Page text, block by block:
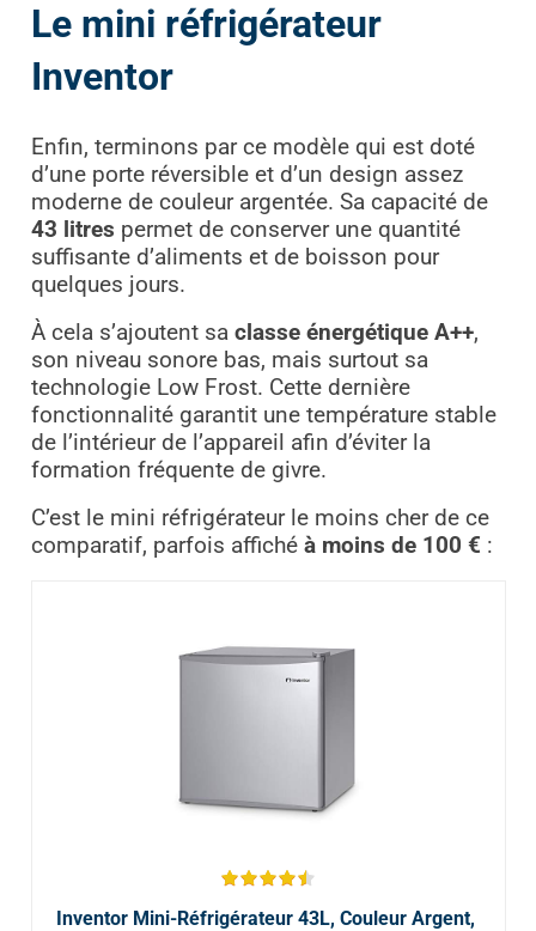
Le mini réfrigérateur
Inventor
Enfin, terminons par ce modèle qui est doté
d’une porte réversible et d’un design assez
moderne de couleur argentée. Sa capacité de
43 litres permet de conserver une quantité
suffisante d’aliments et de boisson pour
quelques jours.
À cela s’ajoutent sa classe énergétique A++,
son niveau sonore bas, mais surtout sa
technologie Low Frost. Cette dernière
fonctionnalité garantit une température stable
de l’intérieur de l’appareil afin d’éviter la
formation fréquente de givre.
C’est le mini réfrigérateur le moins cher de ce
comparatif, parfois affiché à moins de 100 € :
Inventor Mini-Réfrigérateur 43L, Couleur Argent,